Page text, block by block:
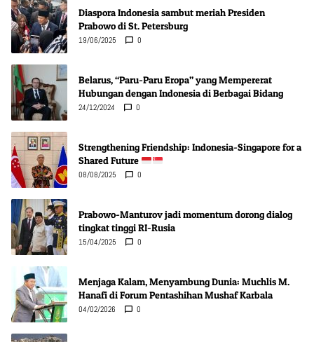
Diaspora Indonesia sambut meriah Presiden
Prabowo di St. Petersburg
19/06/2025 0
Belarus, “Paru-Paru Eropa” yang Mempererat
Hubungan dengan Indonesia di Berbagai Bidang
24/12/2024 0
Strengthening Friendship: Indonesia-Singapore for a
Shared Future
08/08/2025 0
Prabowo-Manturov jadi momentum dorong dialog
tingkat tinggi RI-Rusia
15/04/2025 0
Menjaga Kalam, Menyambung Dunia: Muchlis M.
Hanafi di Forum Pentashihan Mushaf Karbala
04/02/2026 0